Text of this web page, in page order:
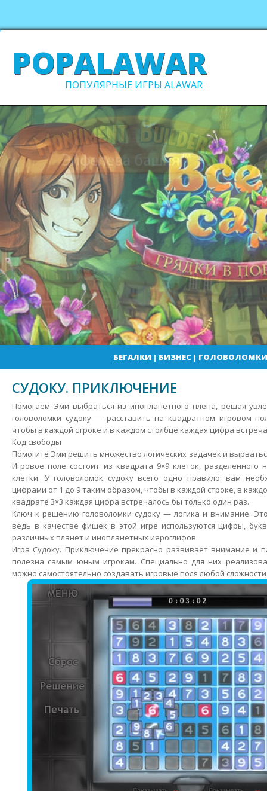
POPALAWAR
ПОПУЛЯРНЫЕ ИГРЫ ALAWAR
БЕГАЛКИ | БИЗНЕС| ГОЛОВОЛОМКИ
СУДОКУ. ПРИКЛЮЧЕНИЕ
Помогаем Эми выбраться из инопланетного плена, решая
головоломки судоку — расставить на квадратном игровом
чтобы в каждой строке и в каждом столбце каждая цифра
Код свободы
Помогите Эми решить множество логических задачек и
Игровое поле состоит из квадрата 9×9 клеток,
клетки. У головоломок судоку всего одно правило: вам
цифрами от 1 до 9 таким образом, чтобы в каждой строке, в
квадрате 3×3 каждая цифра встречалось бы только один раз.
Ключ к решению головоломки судоку — логика и внимание.
ведь в качестве фишек в этой игре используются цифры,
различных планет и инопланетных иероглифов.
Игра Судоку. Приключение прекрасно развивает внимание и
полезна самым юным игрокам. Специально для них
можно самостоятельно создавать игровые поля любой